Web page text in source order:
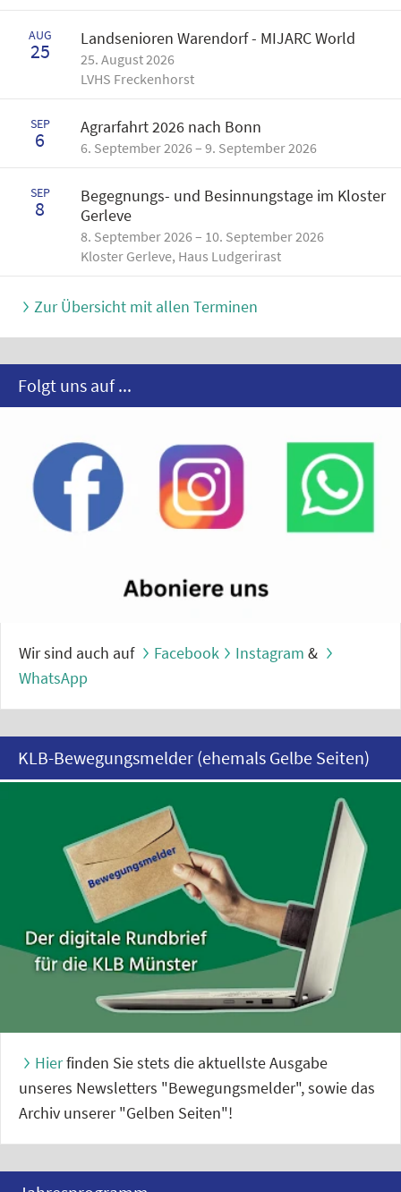
AUG
25
Landsenioren Warendorf - MIJARC World
25. August 2026
LVHS Freckenhorst
SEP
6
Agrarfahrt 2026 nach Bonn
6. September 2026 – 9. September 2026
SEP
8
Begegnungs- und Besinnungstage im Kloster
Gerleve
8. September 2026 – 10. September 2026
Kloster Gerleve, Haus Ludgerirast
Zur Übersicht mit allen Terminen
Folgt uns auf ...
Wir sind auch auf Facebook Instagram &
WhatsApp
KLB-Bewegungsmelder (ehemals Gelbe Seiten)
Hierfinden Sie stets die aktuellste Ausgabe
unseres Newsletters "Bewegungsmelder", sowie das
Archiv unserer "Gelben Seiten"!